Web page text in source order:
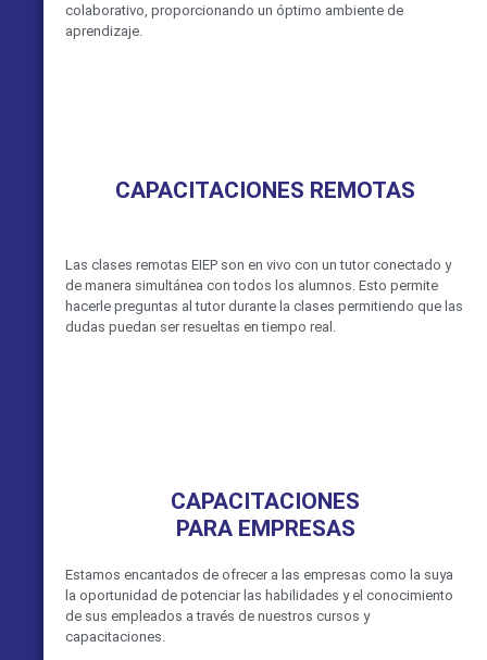
colaborativo, proporcionando un óptimo ambiente de
aprendizaje.
CAPACITACIONES REMOTAS
Las clases remotas EIEP son en vivo con un tutor conectado y
de manera simultánea con todos los alumnos. Esto permite
hacerle preguntas al tutor durante la clases permitiendo que las
dudas puedan ser resueltas en tiempo real.
CAPACITACIONES
PARA EMPRESAS
Estamos encantados de ofrecer a las empresas como la suya
la oportunidad de potenciar las habilidades y el conocimiento
de sus empleados a través de nuestros cursos y
capacitaciones.